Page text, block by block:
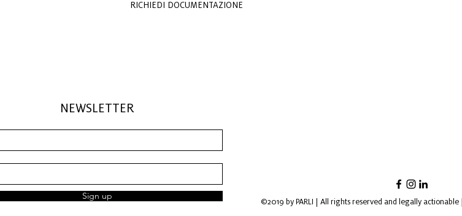
RICHIEDI DOCUMENTAZIONE
NEWSLETTER
Sign up
©2019 by PARLI | All rights reserved and legally actionable |